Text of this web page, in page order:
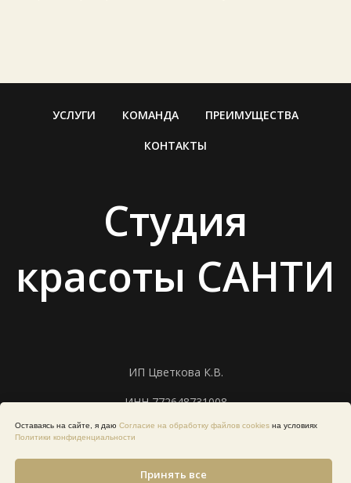
Оставаясь на сайте, я даю Согласие на обработку файлов cookies на условиях
Политики конфиденциальности
Принять все
УСЛУГИ КОМАНДА ПРЕИМУЩЕСТВА
КОНТАКТЫ
Студия
красоты САНТИ
ИП Цветкова К.В.
ИНН 772648731008
e-mail: t.czwetkowa2017@yandex.ru
Политика обработки персональных данных
Согласие на обработку персональных данных